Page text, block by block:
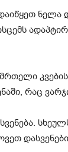
ნელა
რაც